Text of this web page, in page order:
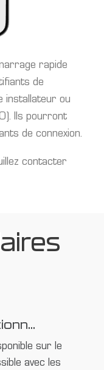
rapide
de
installateur ou
Ils pourront
de connexion.
contacter
La borne Peblar fonctionne-t-il avec toutes les cartes SIM ?
sur le
avec les